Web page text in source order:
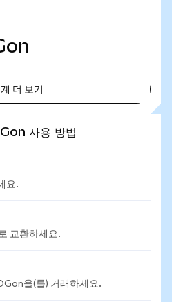
더 보기
사용 방법
요.
교환하세요.
을(를) 거래하세요.